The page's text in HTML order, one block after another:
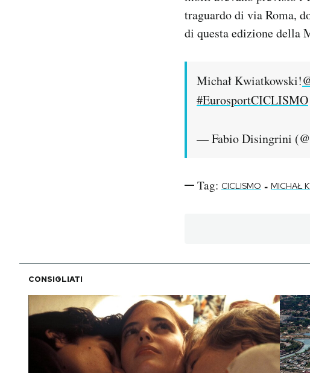
traguardo di via Roma,
di questa edizione della
Michał Kwiatkowski!
#EurosportCICLISMO
— Fabio Disingrini
Tag: CICLISMO - MICHAŁ
CONSIGLIATI